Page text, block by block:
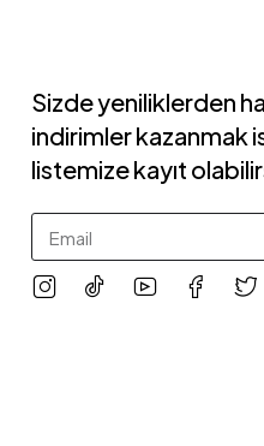
Sizde yeniliklerden
indirimler kazanmak
listemize kayıt